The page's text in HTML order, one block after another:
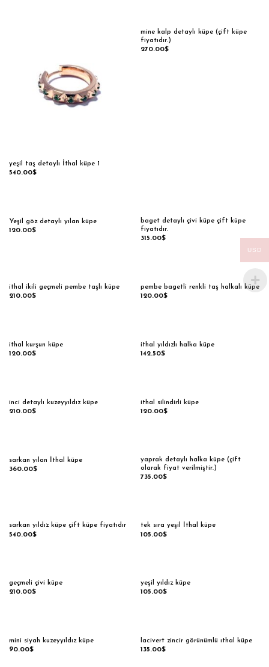
yeşil taş detaylı İthal küpe 1
540.00$
mine kalp detaylı küpe (çift küpe
fiyatıdır.)
270.00$
Yeşil göz detaylı yılan küpe
120.00$
baget detaylı çivi küpe çift küpe
fiyatıdır.
315.00$
ithal ikili geçmeli pembe taşlı küpe
210.00$
pembe bagetli renkli taş halkalı küpe
120.00$
ithal kurşun küpe
120.00$
ithal yıldızlı halka küpe
142.50$
inci detaylı kuzeyyıldız küpe
210.00$
ithal silindirli küpe
120.00$
sarkan yılan İthal küpe
360.00$
yaprak detaylı halka küpe (çift
olarak fiyat verilmiştir.)
735.00$
sarkan yıldız küpe çift küpe fiyatıdır
540.00$
tek sıra yeşil İthal küpe
105.00$
geçmeli çivi küpe
210.00$
yeşil yıldız küpe
105.00$
mini siyah kuzeyyıldız küpe
90.00$
lacivert zincir görünümlü ıthal küpe
135.00$
USD